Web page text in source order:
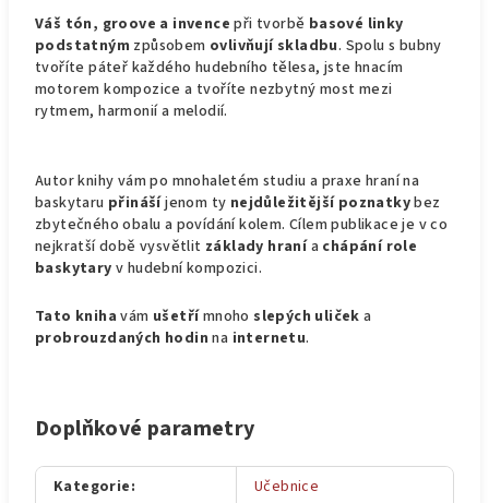
Váš tón, groove a invence při tvorbě basové linky
podstatným způsobem ovlivňujískladbu. Spolu s bubny
tvoříte páteř každého hudebního tělesa, jste hnacím
motorem kompozice a tvoříte nezbytný most mezi
rytmem, harmonií a melodií.
Autor knihy vám po mnohaletém studiu a praxe hraní na
baskytaru přinášíjenom ty nejdůležitější poznatkybez
zbytečného obalu a povídání kolem. Cílem publikace je v co
nejkratší době vysvětlit základy hranía chápání role
baskytary v hudební kompozici.
Tato kniha vám ušetřímnohoslepých uliček a
probrouzdaných hodin na internetu.
Doplňkové parametry
Kategorie:
Učebnice